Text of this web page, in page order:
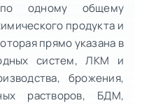
одному общему
продукта и
прямо указана в
систем, ЛКМ и
брожения,
растворов, БДМ,